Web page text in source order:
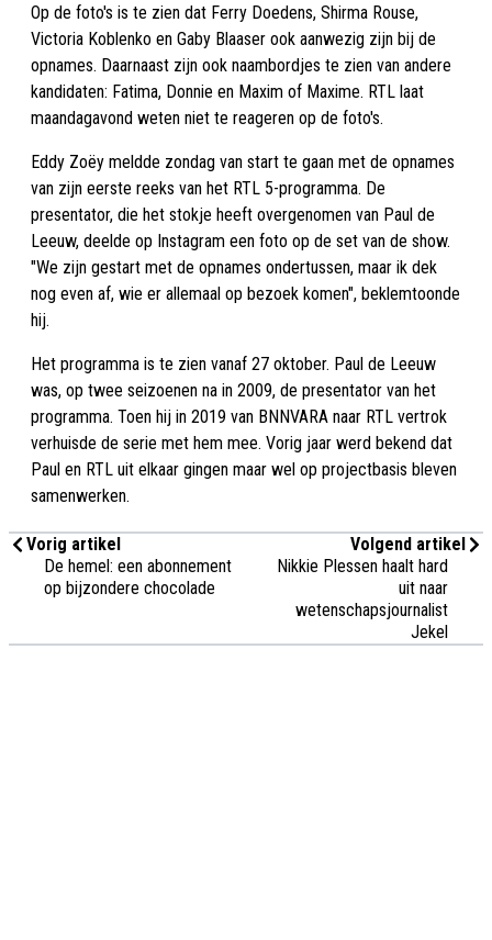
Op de foto's is te zien dat Ferry Doedens, Shirma Rouse,
Victoria Koblenko en Gaby Blaaser ook aanwezig zijn bij de
opnames. Daarnaast zijn ook naambordjes te zien van andere
kandidaten: Fatima, Donnie en Maxim of Maxime. RTL laat
maandagavond weten niet te reageren op de foto's.
Eddy Zoëy meldde zondag van start te gaan met de opnames
van zijn eerste reeks van het RTL 5-programma. De
presentator, die het stokje heeft overgenomen van Paul de
Leeuw, deelde op Instagram een foto op de set van de show.
"We zijn gestart met de opnames ondertussen, maar ik dek
nog even af, wie er allemaal op bezoek komen", beklemtoonde
hij.
Het programma is te zien vanaf 27 oktober. Paul de Leeuw
was, op twee seizoenen na in 2009, de presentator van het
programma. Toen hij in 2019 van BNNVARA naar RTL vertrok
verhuisde de serie met hem mee. Vorig jaar werd bekend dat
Paul en RTL uit elkaar gingen maar wel op projectbasis bleven
samenwerken.
Vorig artikel
De hemel: een abonnement
op bijzondere chocolade
Volgend artikel
Nikkie Plessen haalt hard
uit naar
wetenschapsjournalist
Jekel